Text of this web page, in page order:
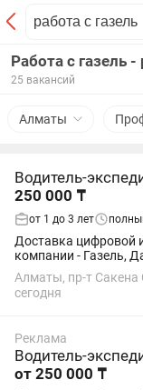
Работа с газель
25 вакансий
Алматы
Водитель-
250 000 ₸
от 1 до 3 лет
Доставка цифровой
компании - Газель,
сопровождение
работы 6/1 с 09:00
Алматы, пр-т Сакена
сегодня
Реклама
Водитель-
от 250 000 ₸